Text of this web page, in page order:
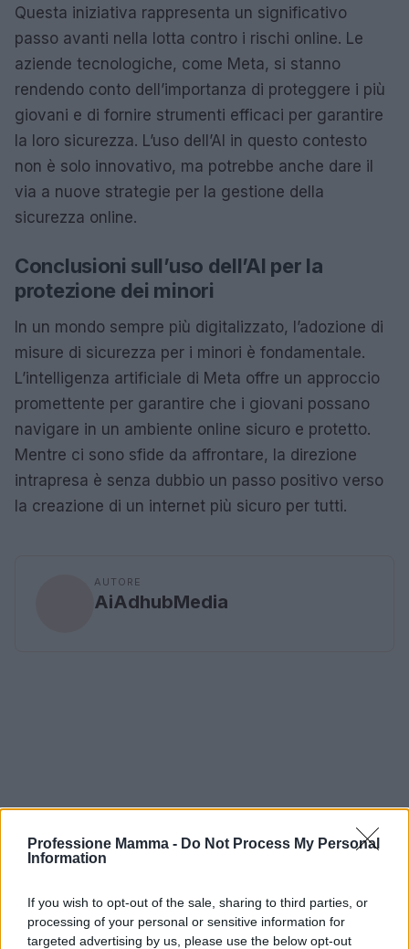
Professione Mamma - Do Not Process My Personal
Information
If you wish to opt-out of the sale, sharing to third parties, or
processing of your personal or sensitive information for
targeted advertising by us, please use the below opt-out
Questa iniziativa rappresenta un significativo
passo avanti nella lotta contro i rischi online. Le
aziende tecnologiche, come Meta, si stanno
rendendo conto dell’importanza di proteggere i più
giovani e di fornire strumenti efficaci per garantire
la loro sicurezza. L’uso dell’AI in questo contesto
non è solo innovativo, ma potrebbe anche dare il
via a nuove strategie per la gestione della
sicurezza online.
Conclusioni sull’uso dell’AI per la
protezione dei minori
In un mondo sempre più digitalizzato, l’adozione di
misure di sicurezza per i minori è fondamentale.
L’intelligenza artificiale di Meta offre un approccio
promettente per garantire che i giovani possano
navigare in un ambiente online sicuro e protetto.
Mentre ci sono sfide da affrontare, la direzione
intrapresa è senza dubbio un passo positivo verso
la creazione di un internet più sicuro per tutti.
AUTORE
AiAdhubMedia